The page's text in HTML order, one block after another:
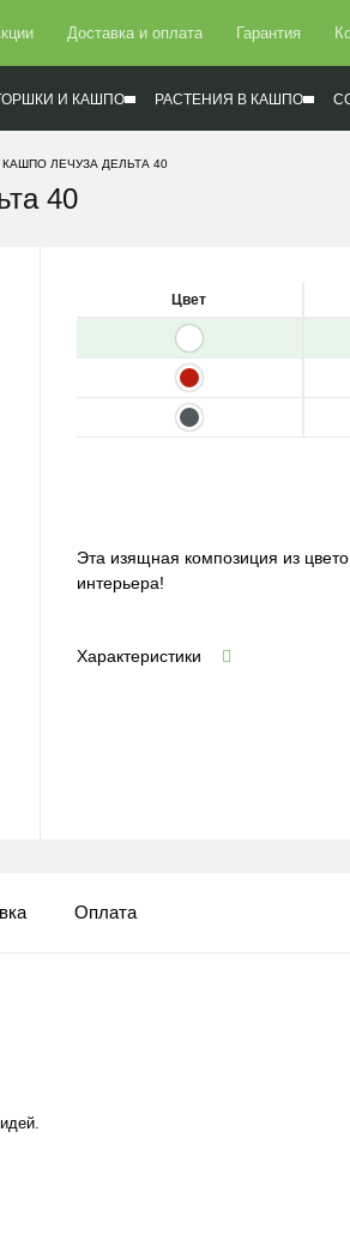
Доставка и оплата Гарантия
И КАШПО РАСТЕНИЯ В КАШПО
ЛЕЧУЗА ДЕЛЬТА 40
40
Цвет
Эта изящная композиция из
интерьера!
Характеристики
Оплата